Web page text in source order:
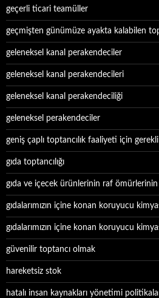
geçerli ticari teamüller
geçmişten günümüze ayakta kalabilen
geleneksel kanal perakendeciler
geleneksel kanal perakendecileri
geleneksel kanal perakendeciliği
geleneksel perakendeciler
geniş çaplı toptancılık faaliyeti için
gıda toptancılığı
gıda ve içecek ürünlerinin raf ömürlerinin
gıdalarımızın içine konan koruyucu
gıdalarımızın içine konan koruyucu
güvenilir toptancı olmak
hareketsiz stok
hatalı insan kaynakları yönetimi